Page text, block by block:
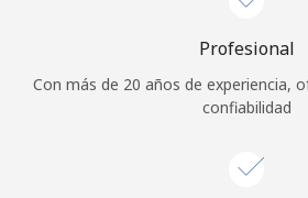
Profesional
Con más de 20 años de experiencia,
confiabilidad